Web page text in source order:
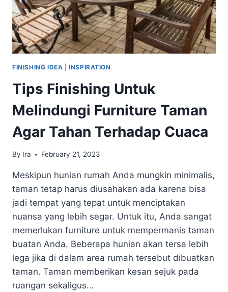
FINISHING IDEA |INSPIRATION
Tips Finishing Untuk
Melindungi Furniture Taman
Agar Tahan Terhadap Cuaca
By Ira February 21, 2023
Meskipun hunian rumah Anda mungkin minimalis,
taman tetap harus diusahakan ada karena bisa
jadi tempat yang tepat untuk menciptakan
nuansa yang lebih segar. Untuk itu, Anda sangat
memerlukan furniture untuk mempermanis taman
buatan Anda. Beberapa hunian akan tersa lebih
lega jika di dalam area rumah tersebut dibuatkan
taman. Taman memberikan kesan sejuk pada
ruangan sekaligus…